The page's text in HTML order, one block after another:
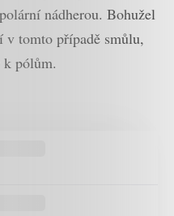
nádherou. Bohužel
v tomto případě smůlu,
k pólům.